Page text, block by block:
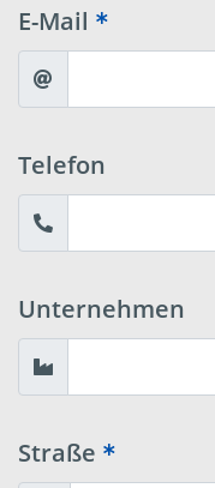
E-Mail
Telefon
Unternehmen
Straße